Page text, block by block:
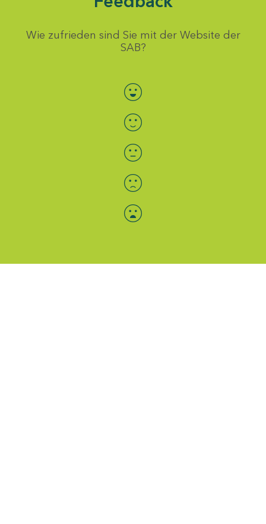
Wie zufrieden sind Sie mit der Website der
SAB?
Bewertung auswählen